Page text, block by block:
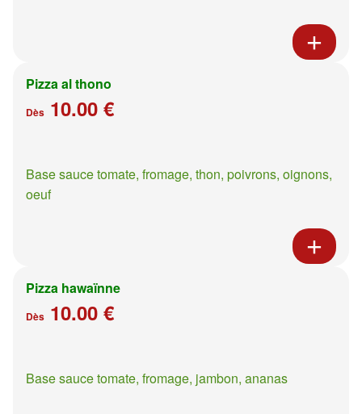
Pizza al thono
Dès 10.00 €
Base sauce tomate, fromage, thon, poivrons, oignons,
oeuf
Pizza hawaïnne
Dès 10.00 €
Base sauce tomate, fromage, jambon, ananas